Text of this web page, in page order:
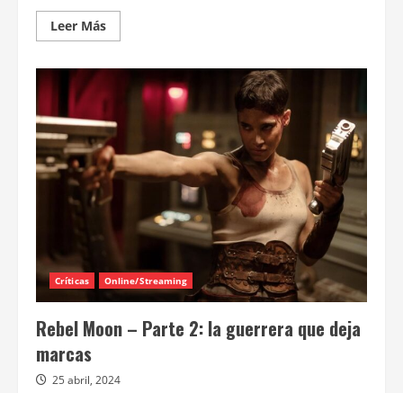
Leer MásLeer
más
Brandt
y
Michiel
Huisman
se
suman
al
elenco
“Las
Mayfair”
Críticas Online/Streaming
Rebel Moon – Parte 2: la guerrera que deja
marcas
25 abril, 2024